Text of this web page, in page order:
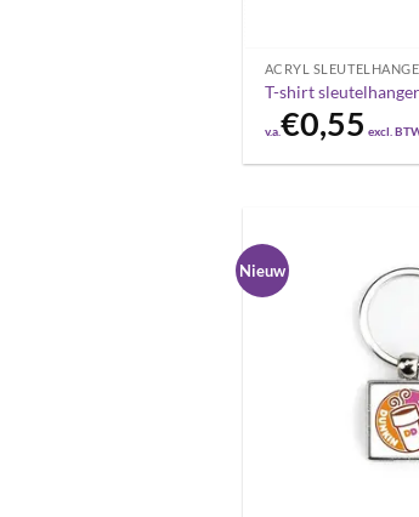
ACRYL
T-shirt
v.a.€0,55 excl.
Nieuw